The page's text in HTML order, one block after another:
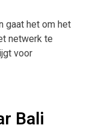
gaat het om het
netwerk te
voor
Bali